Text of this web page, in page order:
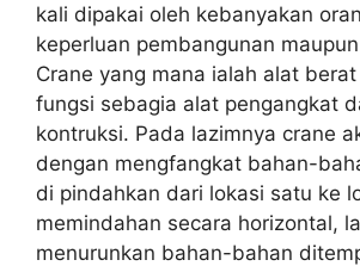
kali dipakai oleh kebanyakan
keperluan pembangunan
Crane yang mana ialah alat
fungsi sebagia alat pengangkat
kontruksi. Pada lazimnya crane
dengan mengfangkat bahan-
di pindahkan dari lokasi satu ke
memindahan secara horizontal,
menurunkan bahan-bahan